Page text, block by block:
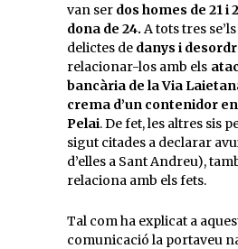
van ser dos homes de 21 i
dona de 24. A tots tres
delictes de danys i
relacionar-los amb els
bancària de la Via
crema d’un contenidor
Pelai. De fet, les altres sis
sigut citades a declarar
d’elles a Sant Andreu),
relaciona amb els fets.
Tal com ha explicat a
comunicació la portaveu